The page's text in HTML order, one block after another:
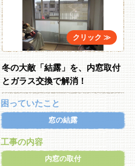
冬の大敵「結露」を、内窓取付
とガラス交換で解消！
困っていたこと
窓の結露
工事の内容
内窓の取付